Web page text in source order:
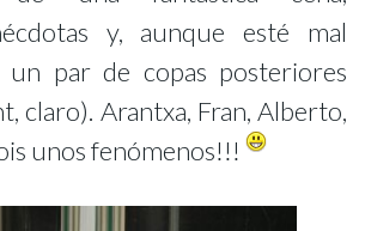
y, aunque esté mal
par de copas posteriores
claro). Arantxa, Fran, Alberto,
unos fenómenos!!!